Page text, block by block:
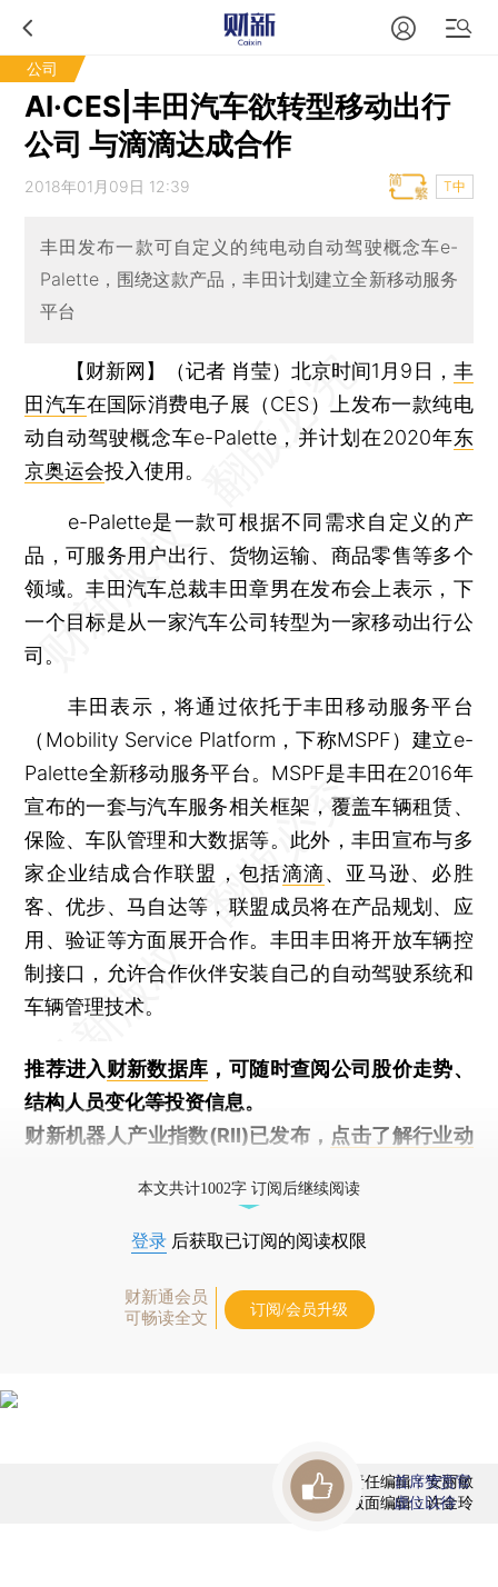
公司
AI·CES|丰田汽车欲转型移动出行
公司 与滴滴达成合作
2018年01月09日 12:39 T中
丰田发布一款可自定义的纯电动自动驾驶概念车e-
Palette，围绕这款产品，丰田计划建立全新移动服务
平台
【财新网】（记者 肖莹）北京时间1月9日， 丰
田汽车在国际消费电子展（CES）上发布一款纯电
动自动驾驶概念车e-Palette，并计划在2020年东
京奥运会投入使用。
e-Palette是一款可根据不同需求自定义的产
品，可服务用户出行、货物运输、商品零售等多个
领域。丰田汽车总裁丰田章男在发布会上表示，下
一个目标是从一家汽车公司转型为一家移动出行公
司。
丰田表示，将通过依托于丰田移动服务平台
（Mobility Service Platform，下称MSPF）建立e-
Palette全新移动服务平台。MSPF是丰田在2016年
宣布的一套与汽车服务相关框架，覆盖车辆租赁、
保险、车队管理和大数据等。此外，丰田宣布与多
家企业结成合作联盟，包括滴滴、亚马逊、必胜
客、优步、马自达等，联盟成员将在产品规划、应
用、验证等方面展开合作。丰田丰田将开放车辆控
制接口，允许合作伙伴安装自己的自动驾驶系统和
车辆管理技术。
推荐进入财新数据库 ，可随时查阅公司股价走势、
结构人员变化等投资信息。
财新机器人产业指数(RII)已发布， 点击了解行业动
本文共计1002字 订阅后继续阅读
登录 后获取已订阅的阅读权限
财新通会员
可畅读全文
订阅/会员升级
责任编辑：安丽敏
版面编辑：许金玲
首席赞赏官
虚位以待